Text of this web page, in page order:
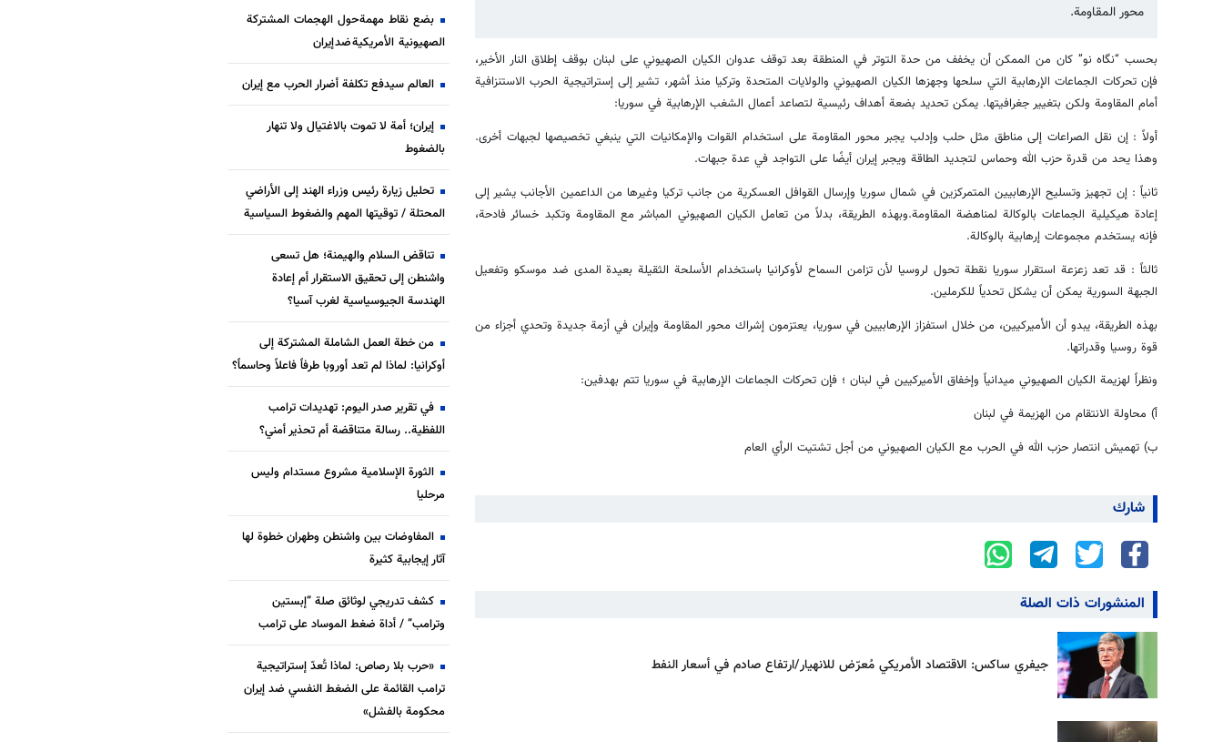
محور المقاومة.
بحسب “نگاه نو” كان من الممكن أن يخفف من حدة التوتر في المنطقة بعد توقف عدوان الكيان الصهيوني على لبنان بوقف إطلاق النار الأخير،
فإن تحركات الجماعات الإرهابية التي سلحها وجهزها الكيان الصهيوني والولايات المتحدة وتركيا منذ أشهر، تشير إلى إستراتيجية الحرب الاستنزافية
أمام المقاومة ولكن بتغيير جغرافيتها. يمكن تحديد بضعة أهداف رئيسية لتصاعد أعمال الشغب الإرهابية في سوريا:
أولاً : إن نقل الصراعات إلى مناطق مثل حلب وإدلب يجبر محور المقاومة على استخدام القوات والإمكانيات التي ينبغي تخصيصها لجبهات أخرى.
وهذا يحد من قدرة حزب الله وحماس لتجديد الطاقة ويجبر إيران أيضًا على التواجد في عدة جبهات.
ثانياً : إن تجهيز وتسليح الإرهابيين المتمركزين في شمال سوريا وإرسال القوافل العسكرية من جانب تركيا وغيرها من الداعمين الأجانب يشير إلى
إعادة هيكيلية الجماعات بالوكالة لمناهضة المقاومة.وبهذه الطريقة، بدلاً من تعامل الكيان الصهيوني المباشر مع المقاومة وتكبد خسائر فادحة،
فإنه يستخدم مجموعات إرهابية بالوكالة.
ثالثاً : قد تعد زعزعة استقرار سوريا نقطة تحول لروسيا لأن تزامن السماح لأوكرانيا باستخدام الأسلحة الثقيلة بعيدة المدى ضد موسكو وتفعيل
الجبهة السورية يمكن أن يشكل تحدياً للكرملين.
بهذه الطريقة، يبدو أن الأميركيين، من خلال استفزاز الإرهابيين في سوريا، يعتزمون إشراك محور المقاومة وإيران في أزمة جديدة وتحدي أجزاء من
قوة روسيا وقدراتها.
ونظراً لهزيمة الكيان الصهيوني ميدانياً وإخفاق الأميركيين في لبنان ؛ فإن تحركات الجماعات الإرهابية في سوريا تتم بهدفين:
أ) محاولة الانتقام من الهزيمة في لبنان
ب) تهميش انتصار حزب الله في الحرب مع الكيان الصهيوني من أجل تشتيت الرأي العام
شارك
المنشورات ذات الصلة
جيفري ساكس: الاقتصاد الأمريكي مُعرّض للانهيار/ارتفاع صادم في أسعار النفط
بضع نقاط مهمة حول الهجمات المشتركة
الصهيونية الأمريكية ضد إيران
العالم سيدفع تكلفة أضرار الحرب مع إيران
إيران؛ أمة لا تموت بالاغتيال ولا تنهار
بالضغوط
تحليل زيارة رئيس وزراء الهند إلى الأراضي
المحتلة / توقيتها المهم والضغوط السياسية
تناقض السلام والهيمنة؛ هل تسعى
واشنطن إلى تحقيق الاستقرار أم إعادة
الهندسة الجيوسياسية لغرب آسيا؟
من خطة العمل الشاملة المشتركة إلى
أوكرانيا: لماذا لم تعد أوروبا طرفاً فاعلاً وحاسماً؟
في تقرير صدر اليوم: تهديدات ترامب
اللفظية.. رسالة متناقضة أم تحذير أمني؟
الثورة الإسلامية مشروع مستدام وليس
مرحليا
المفاوضات بين واشنطن وطهران خطوة لها
آثار إيجابية كثيرة
كشف تدريجي لوثائق صلة “إبستين
وترامب” / أداة ضغط الموساد على ترامب
«حرب بلا رصاص: لماذا تُعدّ إستراتيجية
ترامب القائمة على الضغط النفسي ضد إيران
محكومة بالفشل»